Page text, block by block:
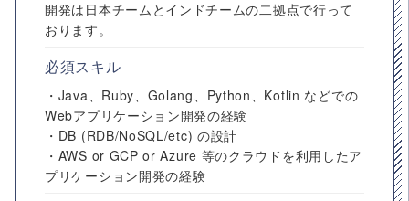
開発は日本チームとインドチームの二拠点で行って
おります。
必須スキル
・Java、Ruby、Golang、Python、Kotlin などでの
Webアプリケーション開発の経験
・DB (RDB/NoSQL/etc) の設計
・AWS or GCP or Azure 等のクラウドを利用したア
プリケーション開発の経験